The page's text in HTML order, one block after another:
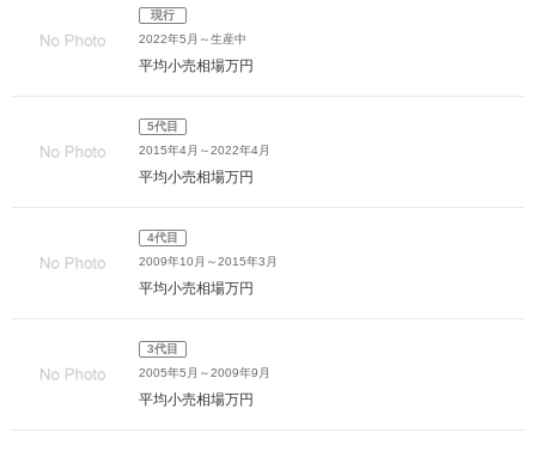
現行
2022年5月～生産中
平均小売相場万円
5代目
2015年4月～2022年4月
平均小売相場万円
4代目
2009年10月～2015年3月
平均小売相場万円
3代目
2005年5月～2009年9月
平均小売相場万円